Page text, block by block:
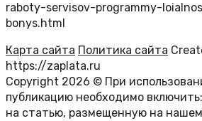
raboty-servisov-programmy-
bonys.html
Карта сайта Политика сайта
https://zaplata.ru
Copyright 2026 © При
публикацию необходимо
на статью, размещенную на